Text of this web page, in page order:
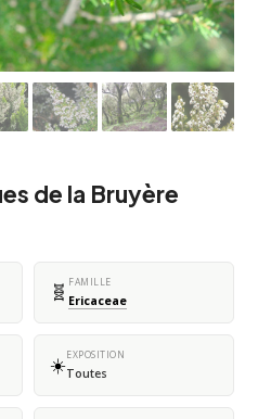
de la Bruyère
🧬 FAMILLE
Ericaceae
☀️EXPOSITION
Toutes